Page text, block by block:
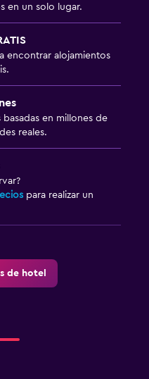
en un solo lugar.
encontrar alojamientos
basadas en millones de
reales.
para realizar un
de hotel